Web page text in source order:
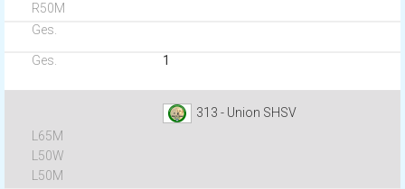
1
313 - Union SHSV